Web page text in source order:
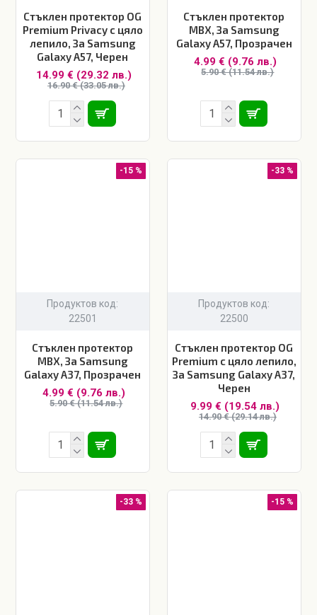
Стъклен протектор OG
Premium Privacy с цяло
лепило, За Samsung
Galaxy A57, Черен
14.99 € (29.32 лв.)
16.90 € (33.05 лв.)
Стъклен протектор
MBX, За Samsung
Galaxy A57, Прозрачен
4.99 € (9.76 лв.)
5.90 € (11.54 лв.)
-15 %
Продуктов код:
22501
Стъклен протектор
MBX, За Samsung
Galaxy A37, Прозрачен
4.99 € (9.76 лв.)
5.90 € (11.54 лв.)
-33 %
Продуктов код:
22500
Стъклен протектор OG
Premium с цяло лепило,
За Samsung Galaxy A37,
Черен
9.99 € (19.54 лв.)
14.90 € (29.14 лв.)
-33 % -15 %